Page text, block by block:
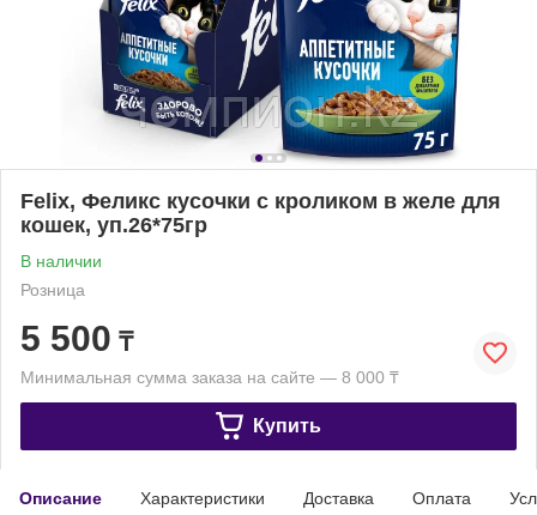
Felix, Феликс кусочки с кроликом в желе для
кошек, уп.26*75гр
В наличии
Розница
5 500 ₸
Минимальная сумма заказа на сайте — 8 000 ₸
Купить
Описание Характеристики Доставка Оплата